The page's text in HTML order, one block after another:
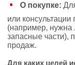
О покупке:
или консультации
(например, нужна
запасные части),
продаж.
Для каких целей